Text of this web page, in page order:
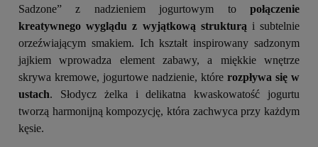
Sadzone” z nadzieniem jogurtowym topołączenie
kreatywnego wyglądu z wyjątkową strukturą i subtelnie
orzeźwiającym smakiem. Ich kształt inspirowany sadzonym
jajkiem wprowadza element zabawy, a miękkie wnętrze
skrywa kremowe, jogurtowe nadzienie, które rozpływa się w
ustach. Słodycz żelka i delikatna kwaskowatość jogurtu
tworzą harmonijną kompozycję, która zachwyca przy każdym
kęsie.